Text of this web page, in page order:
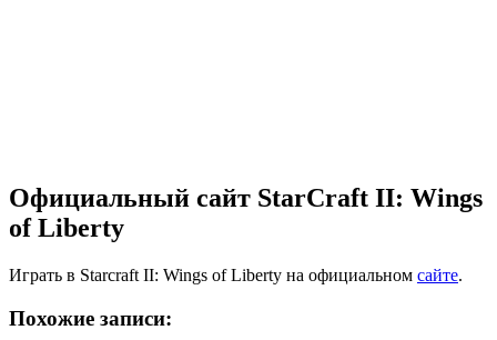
Официальный сайт StarCraft II: Wings
of Liberty
Играть в Starcraft II: Wings of Liberty на официальном сайте.
Похожие записи: